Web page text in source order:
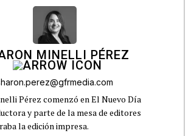
MINELLI PÉREZ
Pérez comenzó en El Nuevo Día
y parte de la mesa de editores
la edición impresa.